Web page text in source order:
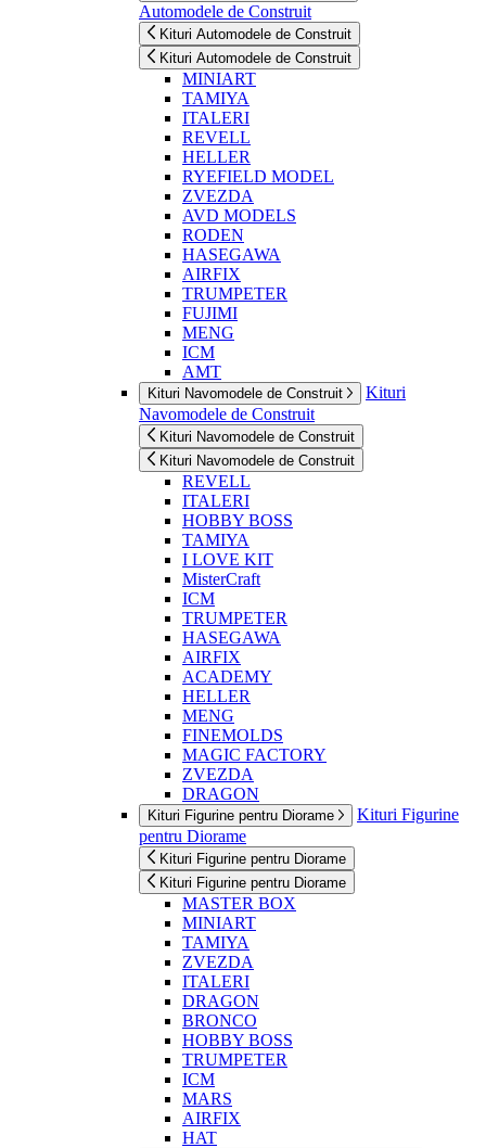
Automodele de Construit
Kituri Automodele de Construit
Kituri Automodele de Construit
MINIART
TAMIYA
ITALERI
REVELL
HELLER
RYEFIELD MODEL
ZVEZDA
AVD MODELS
RODEN
HASEGAWA
AIRFIX
TRUMPETER
FUJIMI
MENG
ICM
AMT
Kituri Navomodele de Construit
Kituri
Navomodele de Construit
Kituri Navomodele de Construit
Kituri Navomodele de Construit
REVELL
ITALERI
HOBBY BOSS
TAMIYA
I LOVE KIT
MisterCraft
ICM
TRUMPETER
HASEGAWA
AIRFIX
ACADEMY
HELLER
MENG
FINEMOLDS
MAGIC FACTORY
ZVEZDA
DRAGON
Kituri Figurine pentru Diorame
Kituri Figurine
pentru Diorame
Kituri Figurine pentru Diorame
Kituri Figurine pentru Diorame
MASTER BOX
MINIART
TAMIYA
ZVEZDA
ITALERI
DRAGON
BRONCO
HOBBY BOSS
TRUMPETER
ICM
MARS
AIRFIX
HAT